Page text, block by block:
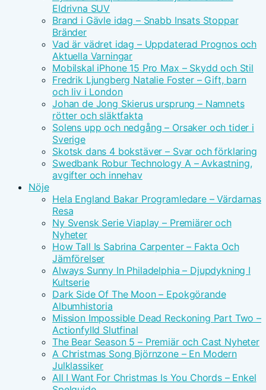
Eldrivna SUV
Brand i Gävle idag – Snabb Insats Stoppar
Bränder
Vad är vädret idag – Uppdaterad Prognos och
Aktuella Varningar
Mobilskal iPhone 15 Pro Max – Skydd och Stil
Fredrik Ljungberg Natalie Foster – Gift, barn
och liv i London
Johan de Jong Skierus ursprung – Namnets
rötter och släktfakta
Solens upp och nedgång – Orsaker och tider i
Sverige
Skotsk dans 4 bokstäver – Svar och förklaring
Swedbank Robur Technology A – Avkastning,
avgifter och innehav
Nöje
Hela England Bakar Programledare – Värdarnas
Resa
Ny Svensk Serie Viaplay – Premiärer och
Nyheter
How Tall Is Sabrina Carpenter – Fakta Och
Jämförelser
Always Sunny In Philadelphia – Djupdykning I
Kultserie
Dark Side Of The Moon – Epokgörande
Albumhistoria
Mission Impossible Dead Reckoning Part Two –
Actionfylld Slutfinal
The Bear Season 5 – Premiär och Cast Nyheter
A Christmas Song Björnzone – En Modern
Julklassiker
All I Want For Christmas Is You Chords – Enkel